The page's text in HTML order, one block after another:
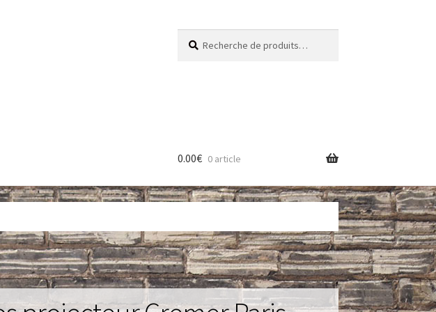
pour :
sur commande
Les CollectionsLuminaires
0.00€ 0 article